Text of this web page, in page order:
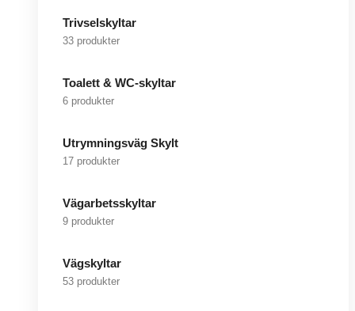
Trivselskyltar
33 produkter
Toalett & WC-skyltar
6 produkter
Utrymningsväg Skylt
17 produkter
Vägarbetsskyltar
9 produkter
Vägskyltar
53 produkter